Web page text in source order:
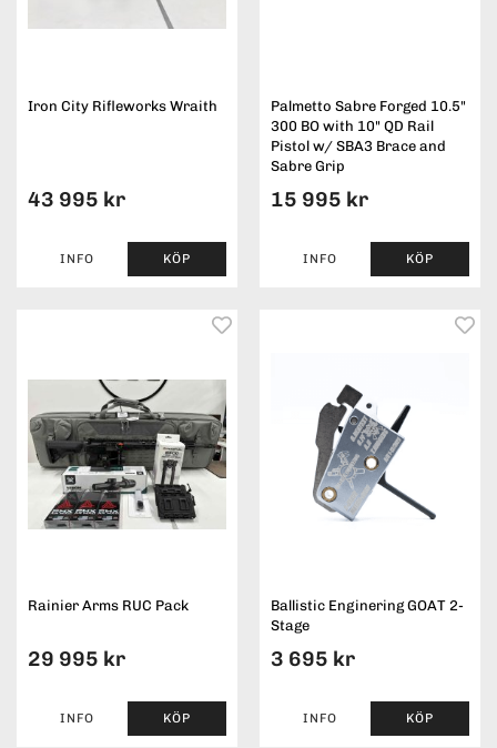
Iron City Rifleworks Wraith
43 995 kr
INFO KÖP
Palmetto Sabre Forged 10.5"
300 BO with 10" QD Rail
Pistol w/ SBA3 Brace and
Sabre Grip
15 995 kr
INFO KÖP
Rainier Arms RUC Pack
29 995 kr
INFO KÖP
Ballistic Enginering GOAT 2-
Stage
3 695 kr
INFO KÖP